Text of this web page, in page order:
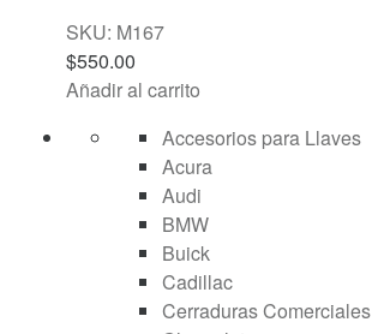
SKU: M167
$550.00
Añadir al carrito
Accesorios para Llaves
Acura
Audi
BMW
Buick
Cadillac
Cerraduras Comerciales